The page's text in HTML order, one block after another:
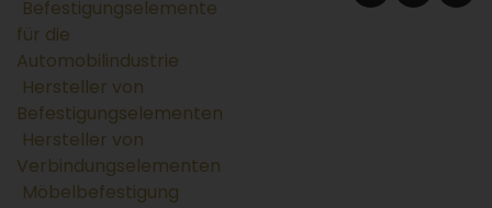
Befestigungselemente
für die
Automobilindustrie
Hersteller von
Befestigungselementen
Hersteller von
Verbindungselementen
Möbelbefestigung